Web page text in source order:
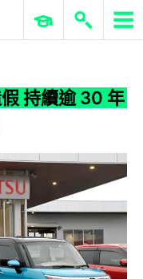
ERP 與商業 AI
持續逾 30 年